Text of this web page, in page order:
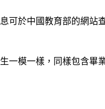
可於中國教育部的網站
一模一樣，同樣包含畢